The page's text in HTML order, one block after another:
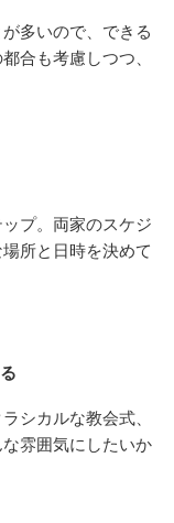
多いので、できる
合も考慮しつつ、
プ。両家のスケジ
所と日時を決めて
シカルな教会式、
雰囲気にしたいか